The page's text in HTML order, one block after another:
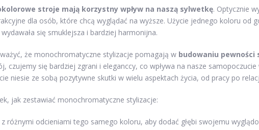
stroje mają korzystny wpływ na naszą sylwetkę. Optycznie
dla osób, które chcą wyglądać na wyższe. Użycie jednego koloru od
się smuklejsza i bardziej harmonijna.
że monochromatyczne stylizacje pomagają w budowaniu pewności
czujemy się bardziej zgrani i eleganccy, co wpływa na nasze
niesie ze sobą pozytywne skutki w wielu aspektach życia, od pracy po
jak zestawiać monochromatyczne stylizacje:
różnymi odcieniami tego samego koloru, aby dodać głębi swojemu